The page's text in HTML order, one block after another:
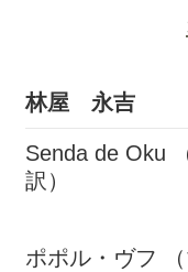
林屋 永吉
Senda de Oku
訳）
ポポル・ヴフ